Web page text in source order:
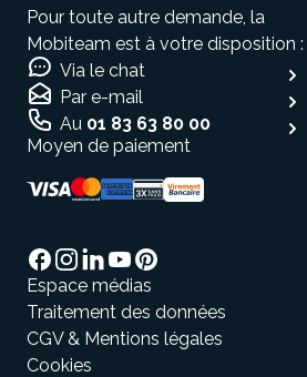
Pour toute autre demande, la
Mobiteam est à votre disposition :
Via le chat
Par e-mail
Au 01 83 63 80 00
Moyen de paiement
Espace médias
Traitement des données
CGV & Mentions légales
Cookies